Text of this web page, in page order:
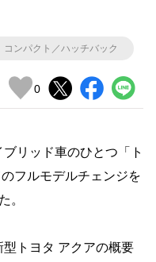
コンパクト／ハッチバック
0
リッド車のひとつ「ト
フルモデルチェンジを
。
トヨタ アクアの概要